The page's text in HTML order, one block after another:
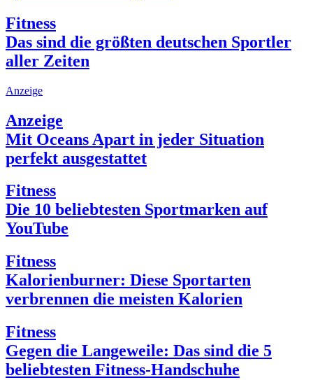
Fitness
Das sind die größten deutschen Sportler
aller Zeiten
Anzeige
Anzeige
Mit Oceans Apart in jeder Situation
perfekt ausgestattet
Fitness
Die 10 beliebtesten Sportmarken auf
YouTube
Fitness
Kalorienburner: Diese Sportarten
verbrennen die meisten Kalorien
Fitness
Gegen die Langeweile: Das sind die 5
beliebtesten Fitness-Handschuhe